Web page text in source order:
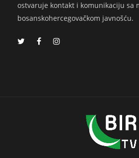
ostvaruje kontakt i komunikaciju sa
bosanskohercegovačkom javnošću.